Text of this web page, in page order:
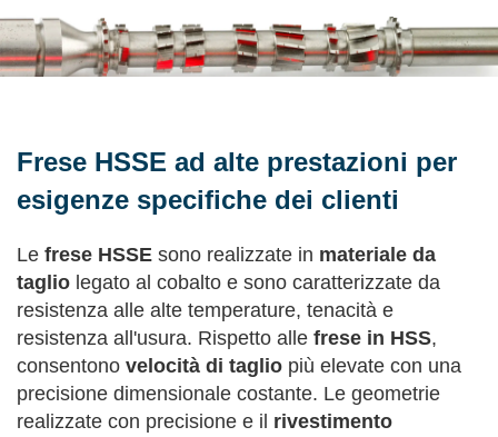
Frese HSSE ad alte prestazioni per
esigenze specifiche dei clienti
Le frese HSSE sono realizzate in materiale da
taglio legato al cobalto e sono caratterizzate da
resistenza alle alte temperature, tenacità e
resistenza all'usura. Rispetto alle frese in HSS,
consentono velocità di taglio più elevate con una
precisione dimensionale costante. Le geometrie
realizzate con precisione e il rivestimento